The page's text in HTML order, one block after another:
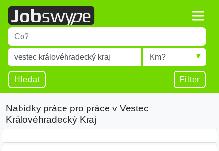
Title
Type 1 or more characters for results.
Místo
Type 1 or more characters for results.
Radius
Hledat Filter
Nabídky práce pro práce v Vestec
Královéhradecký Kraj